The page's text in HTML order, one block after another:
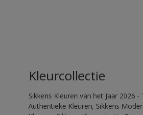
Kleurcollectie
Sikkens Kleuren van het Jaar 2026
Authentieke Kleuren, Sikkens